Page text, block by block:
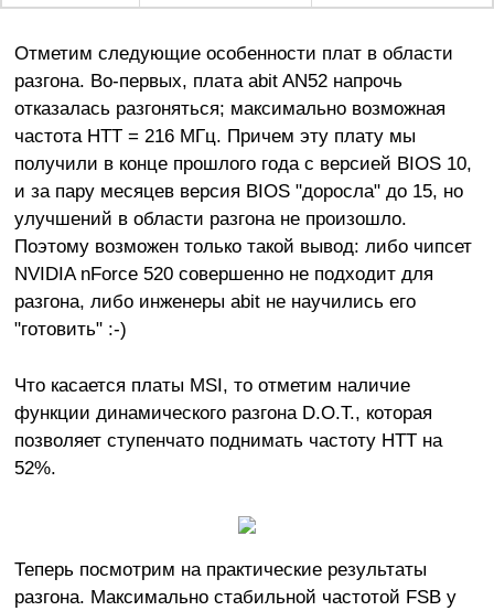
Отметим следующие особенности плат в области
разгона. Во-первых, плата abit AN52 напрочь
отказалась разгоняться; максимально возможная
частота HTT = 216 МГц. Причем эту плату мы
получили в конце прошлого года с версией BIOS 10,
и за пару месяцев версия BIOS "доросла" до 15, но
улучшений в области разгона не произошло.
Поэтому возможен только такой вывод: либо чипсет
NVIDIA nForce 520 совершенно не подходит для
разгона, либо инженеры abit не научились его
"готовить" :-)
Что касается платы MSI, то отметим наличие
функции динамического разгона D.O.T., которая
позволяет ступенчато поднимать частоту HTT на
52%.
Теперь посмотрим на практические результаты
разгона. Максимально стабильной частотой FSB у